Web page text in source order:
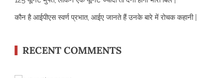
कौन है आईपीएस स्वर्ण प्रभात, आईए जानते हैं उनके बारे में रोचक कहानी |
RECENT COMMENTS